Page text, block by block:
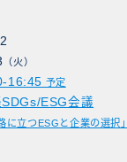
（火）
16:45 予定
SDGs/ESG会議
に立つESGと企業の選択」